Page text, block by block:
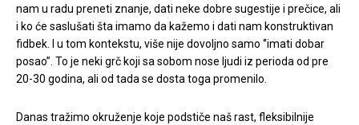
nam u radu preneti znanje, dati neke dobre sugestije i prečice, ali
i ko će saslušati šta imamo da kažemo i dati nam konstruktivan
fidbek. I u tom kontekstu, više nije dovoljno samo ‘’imati dobar
posao’’. To je neki grč koji sa sobom nose ljudi iz perioda od pre
20-30 godina, ali od tada se dosta toga promenilo.
Danas tražimo okruženje koje podstiče naš rast, fleksibilnije